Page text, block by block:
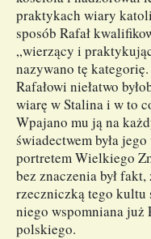
praktykach wiary
sposób Rafał
„wierzący i
nazywano tę kategorię.
Rafałowi niełatwo
wiarę w Stalina i w to
Wpajano mu ją na
świadectwem była
portretem Wielkiego
bez znaczenia był
rzeczniczką tego kultu
niego wspomniana już
polskiego.